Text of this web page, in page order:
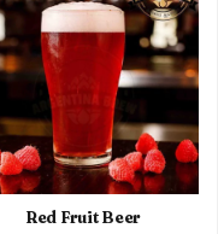
Red Fruit Beer